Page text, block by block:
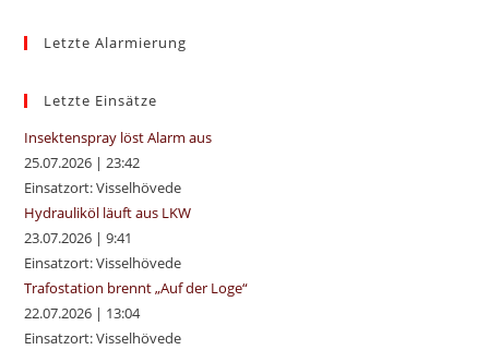
Letzte Alarmierung
Letzte Einsätze
Insektenspray löst Alarm aus
25.07.2026 |23:42
Einsatzort: Visselhövede
Hydrauliköl läuft aus LKW
23.07.2026 |9:41
Einsatzort: Visselhövede
Trafostation brennt „Auf der Loge“
22.07.2026 | 13:04
Einsatzort: Visselhövede